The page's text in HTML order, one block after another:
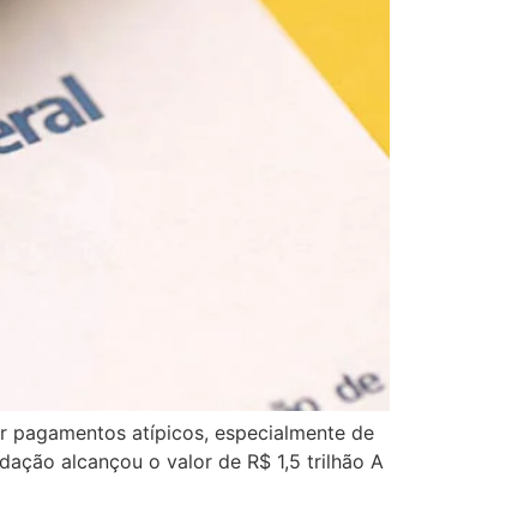
atípicos, especialmente de
alcançou o valor de R$ 1,5 trilhão A